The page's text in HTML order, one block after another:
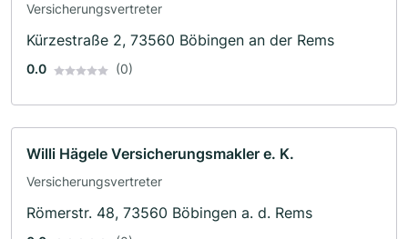
Versicherungsvertreter
Kürzestraße 2, 73560 Böbingen an der Rems
0.0 (0)
Willi Hägele Versicherungsmakler e. K.
Versicherungsvertreter
Römerstr. 48, 73560 Böbingen a. d. Rems